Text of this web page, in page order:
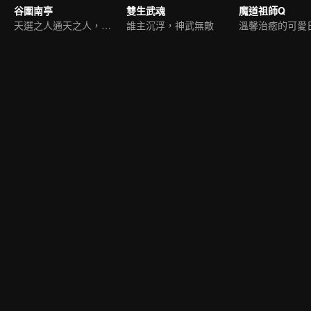
谷圍南亭
天選之人通天之人，開戰
雙生武魂
誰主沉浮，神武無敵
魔道祖師Q
溫馨治癒的可愛